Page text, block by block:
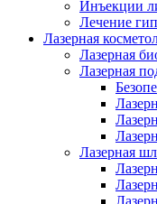
Инъекции
Лечение
Лазерная
Лазерная
Лазерная
Лазерная